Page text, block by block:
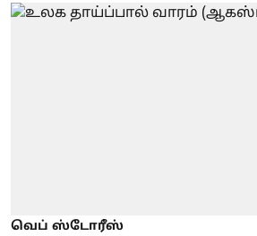
வெப் ஸ்டோரீஸ்